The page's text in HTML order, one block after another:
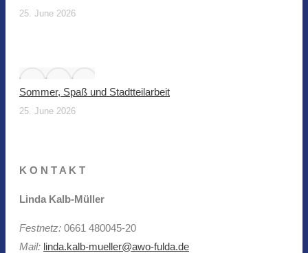
25. June 2026
Sommer, Spaß und Stadtteilarbeit
25. June 2026
K O N T A K T
Linda Kalb-Müller
Festnetz: 0661 480045-20
Mail: linda.kalb-mueller@awo-fulda.de